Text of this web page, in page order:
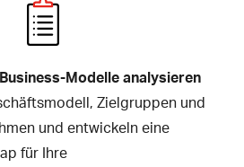
Modelle analysieren
Zielgruppen und
und entwickeln eine
für Ihre